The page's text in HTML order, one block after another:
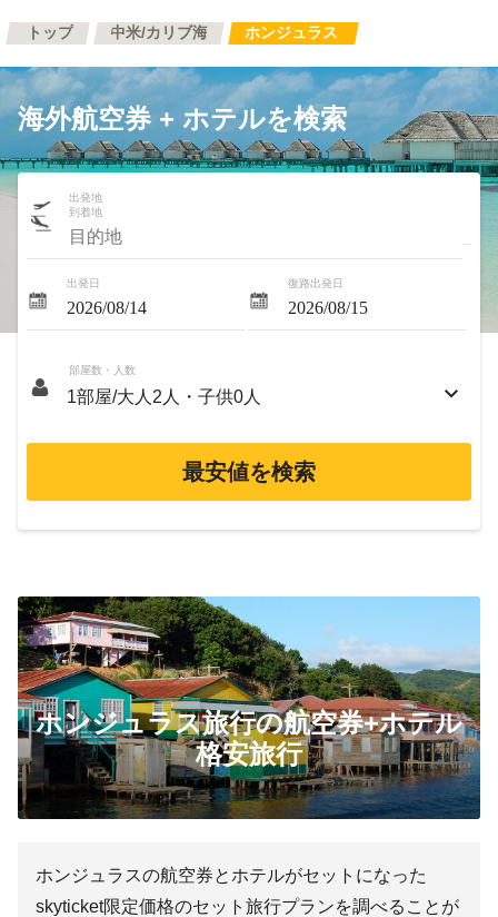
トップ 中米/カリブ海 ホンジュラス
海外航空券 + ホテルを検索
出発地
到着地
出発日 復路出発日
部屋数・人数
最安値を検索
ホンジュラス旅行の航空券+ホテル
格安旅行
ホンジュラスの航空券とホテルがセットになった
skyticket限定価格のセット旅行プランを調べることが